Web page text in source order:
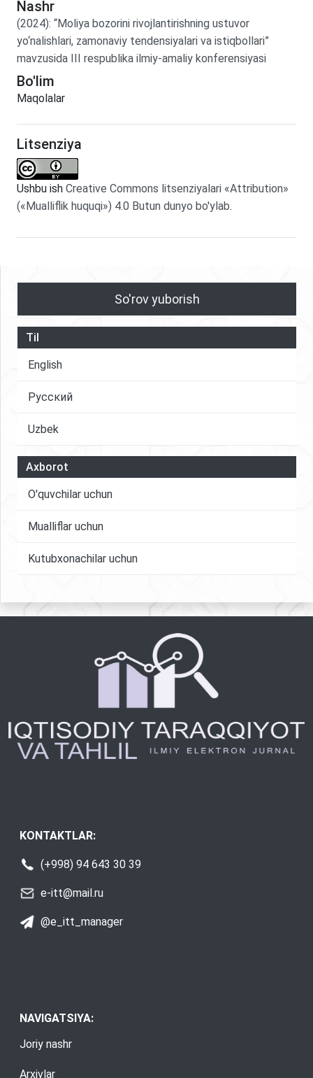
Nashr
(2024): “Moliya bozorini rivojlantirishning ustuvor
yo‘nalishlari, zamonaviy tendensiyalari va istiqbollari”
mavzusida III respublika ilmiy-amaliy konferensiyasi
Bo'lim
Maqolalar
Litsenziya
Ushbu ish Creative Commons litsenziyalari «Attribution»
(«Mualliflik huquqi») 4.0 Butun dunyo bo'ylab.
So'rov yuborish
Til
English
Русский
Uzbek
Axborot
O'quvchilar uchun
Mualliflar uchun
Kutubxonachilar uchun
KONTAKTLAR:
(+998) 94 643 30 39
e-itt@mail.ru
@e_itt_manager
NAVIGATSIYA:
Joriy nashr
Arxivlar